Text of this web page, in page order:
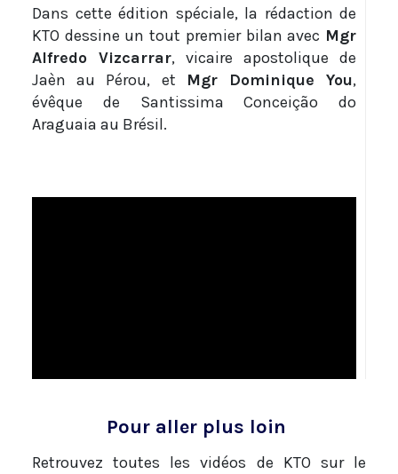
Dans cette édition spéciale, la rédaction de
KTO dessine un tout premier bilan avec Mgr
Alfredo Vizcarrar, vicaire apostolique de
Jaèn au Pérou, et
Mgr Dominique You,
évêque de Santissima Conceição do
Araguaia au Brésil.
Pour aller plus loin
Retrouvez toutes les vidéos de KTO sur le